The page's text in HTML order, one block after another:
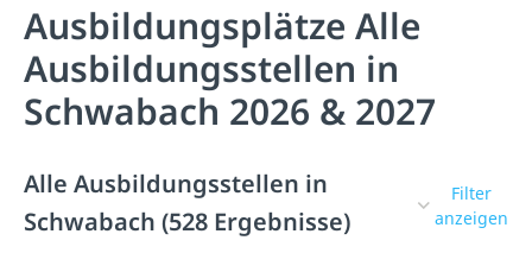
Ausbildungsplätze Alle
Ausbildungsstellen in
Schwabach 2026 & 2027
Alle Ausbildungsstellen in
Schwabach (528 Ergebnisse)
Filter
anzeigen